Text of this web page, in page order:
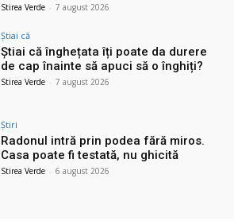
Stirea Verde - 7 august 2026
Știai că
Știai că înghețata îți poate da durere
de cap înainte să apuci să o înghiți?
Stirea Verde - 7 august 2026
Știri
Radonul intră prin podea fără miros.
Casa poate fi testată, nu ghicită
Stirea Verde - 6 august 2026